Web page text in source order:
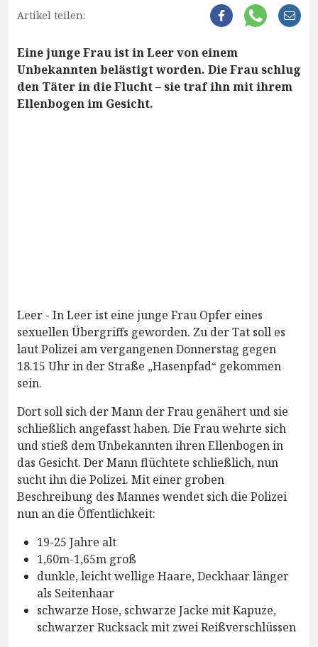
Artikel teilen:
Eine junge Frau ist in Leer von einem
Unbekannten belästigt worden. Die Frau schlug
den Täter in die Flucht – sie traf ihn mit ihrem
Ellenbogen im Gesicht.
Leer - In Leer ist eine junge Frau Opfer eines
sexuellen Übergriffs geworden. Zu der Tat soll es
laut Polizei am vergangenen Donnerstag gegen
18.15 Uhr in der Straße „Hasenpfad“ gekommen
sein.
Dort soll sich der Mann der Frau genähert und sie
schließlich angefasst haben. Die Frau wehrte sich
und stieß dem Unbekannten ihren Ellenbogen in
das Gesicht. Der Mann flüchtete schließlich, nun
sucht ihn die Polizei. Mit einer groben
Beschreibung des Mannes wendet sich die Polizei
nun an die Öffentlichkeit:
19-25 Jahre alt
1,60m-1,65m groß
dunkle, leicht wellige Haare, Deckhaar länger
als Seitenhaar
schwarze Hose, schwarze Jacke mit Kapuze,
schwarzer Rucksack mit zwei Reißverschlüssen